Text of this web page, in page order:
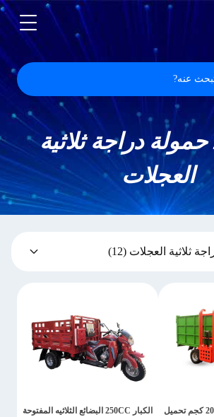
250CC حمولة دراجة ثلاثية
العجلات
(12)
مبردة بالماء 2000 كجم تحميل
الكبار 250CC البضائع الثلاثيه المفتوحة